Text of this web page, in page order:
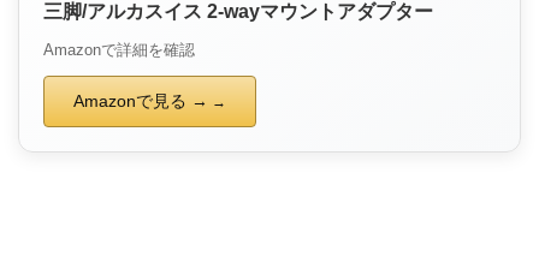
三脚/アルカスイス 2-wayマウントアダプター
Amazonで詳細を確認
Amazonで見る →